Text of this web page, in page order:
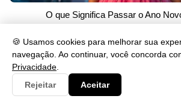
🍪 Usamos cookies para melhorar sua
navegação. Ao continuar, você concorda
Privacidade
Rejeitar
Aceitar
O que Significa Passar o Ano